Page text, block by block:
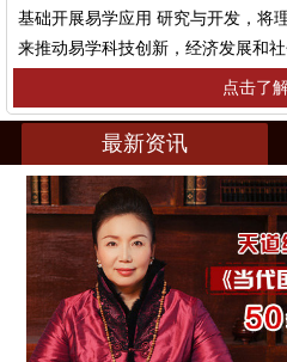
基础开展易学应用 研究与开发，将
来推动易学科技创新，经济发展和社
点击了
最新资讯